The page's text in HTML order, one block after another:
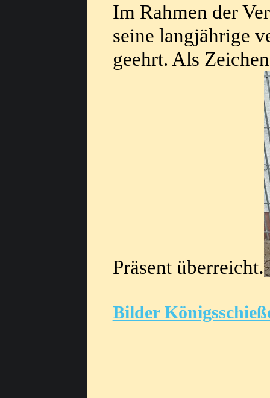
Im Rahmen der
seine langjährige
geehrt. Als
Präsent überreicht.
Bilder